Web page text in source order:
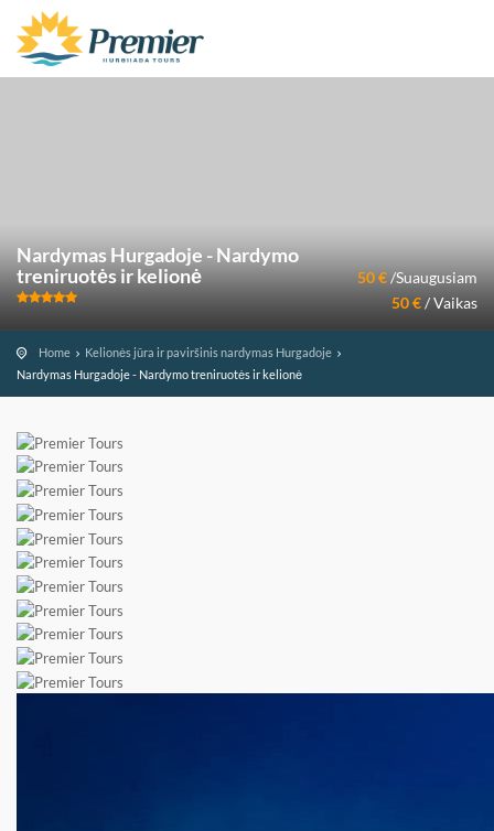
Nardymas Hurgadoje - Nardymo
treniruotės ir kelionė
50 €/Suaugusiam
50 €/ Vaikas
Home
Kelionės jūra ir paviršinis nardymas Hurgadoje
Nardymas Hurgadoje - Nardymo treniruotės ir kelionė